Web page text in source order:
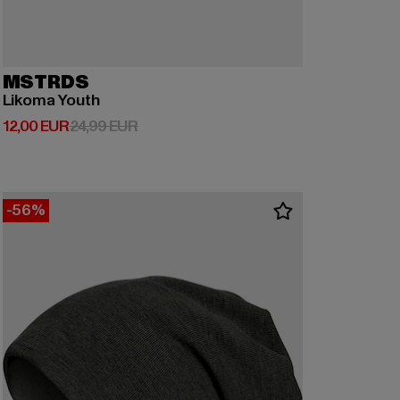
MSTRDS
Likoma Youth
12,00 EUR
Derzeitiger Preis: 12,00 EUR
24,99 EURAktionspreis: 24,99 EUR
-56%